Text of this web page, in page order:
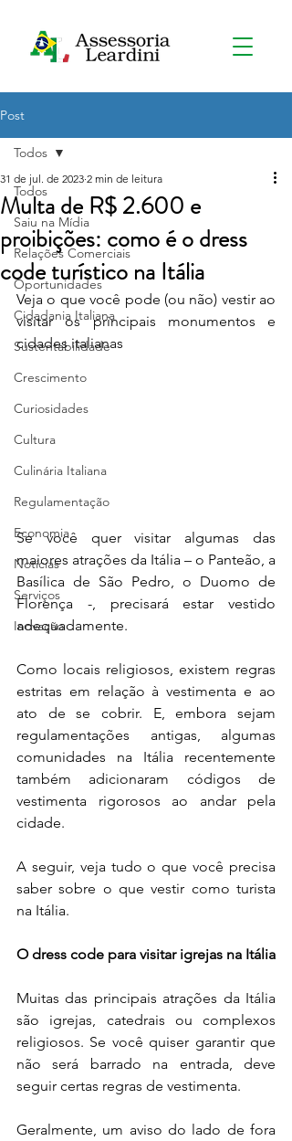
Post
Todos
Saiu na Mídia
Relações Comerciais
Oportunidades
Cidadania Italiana
Sustentabilidade
Crescimento
Curiosidades
Cultura
Culinária Italiana
Regulamentação
Economia
Notícias
Serviços
Inovação
Todos
Multa de R$ 2.600 e
proibições: como é o dress
code turístico na Itália
31 de jul. de 2023 2 min de leitura
Veja o que você pode (ou não) vestir ao
visitar os principais monumentos e
cidades italianas
Se você quer visitar algumas das
maiores atrações da Itália – o Panteão, a
Basílica de São Pedro, o Duomo de
Florença -, precisará estar vestido
adequadamente.
Como locais religiosos, existem regras
estritas em relação à vestimenta e ao
ato de se cobrir. E, embora sejam
regulamentações antigas, algumas
comunidades na Itália recentemente
também adicionaram códigos de
vestimenta rigorosos ao andar pela
cidade.
A seguir, veja tudo o que você precisa
saber sobre o que vestir como turista
na Itália.
O dress code para visitar igrejas na Itália
Muitas das principais atrações da Itália
são igrejas, catedrais ou complexos
religiosos. Se você quiser garantir que
não será barrado na entrada, deve
seguir certas regras de vestimenta.
Geralmente, um aviso do lado de fora